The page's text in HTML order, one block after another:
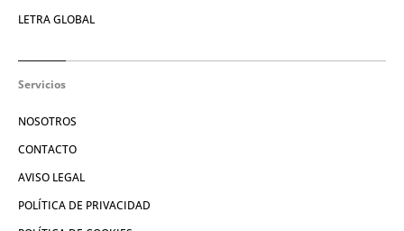
LETRA GLOBAL
Servicios
NOSOTROS
CONTACTO
AVISO LEGAL
POLÍTICA DE PRIVACIDAD